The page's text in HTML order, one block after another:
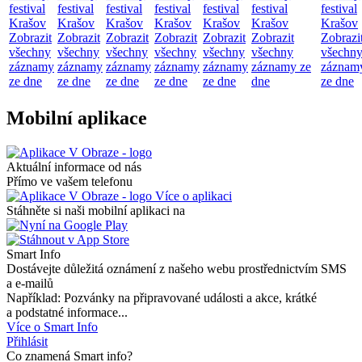
festival
Krašov
Zobrazit
všechny
záznamy
ze dne
festival
Krašov
Zobrazit
všechny
záznamy
ze dne
festival
Krašov
Zobrazit
všechny
záznamy
ze dne
festival
Krašov
Zobrazit
všechny
záznamy
ze dne
festival
Krašov
Zobrazit
všechny
záznamy
ze dne
festival
Krašov
Zobrazit
všechny
záznamy ze
dne
festival
Krašov
všechny
ze dne
Mobilní aplikace
Aktuální informace od nás
Přímo ve vašem telefonu
Více o aplikaci
Stáhněte si naši mobilní aplikaci na
Smart Info
Dostávejte důležitá oznámení z našeho webu prostřednictvím SMS
a e-mailů
Například: Pozvánky na připravované události a akce, krátké
a podstatné informace...
Více o Smart Info
Přihlásit
Co znamená Smart info?